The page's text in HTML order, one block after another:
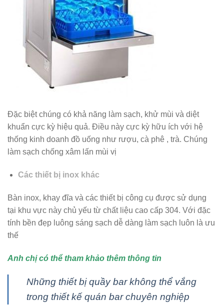
Đặc biệt chúng có khả năng làm sạch, khử mùi và diệt
khuẩn cực kỳ hiệu quả. Điều này cực kỳ hữu ích với hệ
thống kinh doanh đồ uống như rượu, cà phê , trà. Chúng
làm sạch chống xâm lấn mùi vị
Các thiết bị inox khác
Bàn inox, khay đĩa và các thiết bị công cụ được sử dụng
tại khu vực này chủ yếu từ chất liệu cao cấp 304. Với đặc
tính bền đẹp luông sáng sạch dễ dàng làm sạch luôn là ưu
thế
Anh chị có thể tham khảo thêm thông tin
Những thiết bị quầy bar không thể vắng
trong thiết kế quán bar chuyên nghiệp